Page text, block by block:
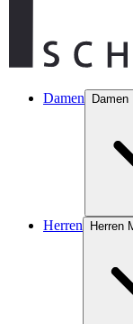
Damen Damen
Herren Herren